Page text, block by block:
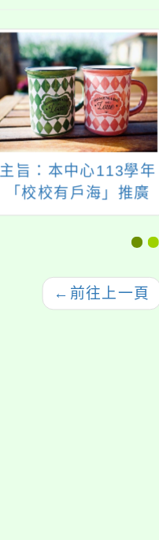
主旨：本中心113學年
「校校有戶海」推廣
計畫，補助30校辦理
戶外教育課程帶孩子
有限，歡迎各級學校
踴躍申請。
← 前往上一頁